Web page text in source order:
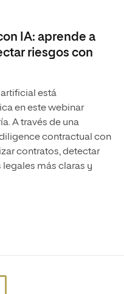
IA: aprende a
riesgos con
está
en este webinar
A través de una
contractual con
contratos, detectar
más claras y